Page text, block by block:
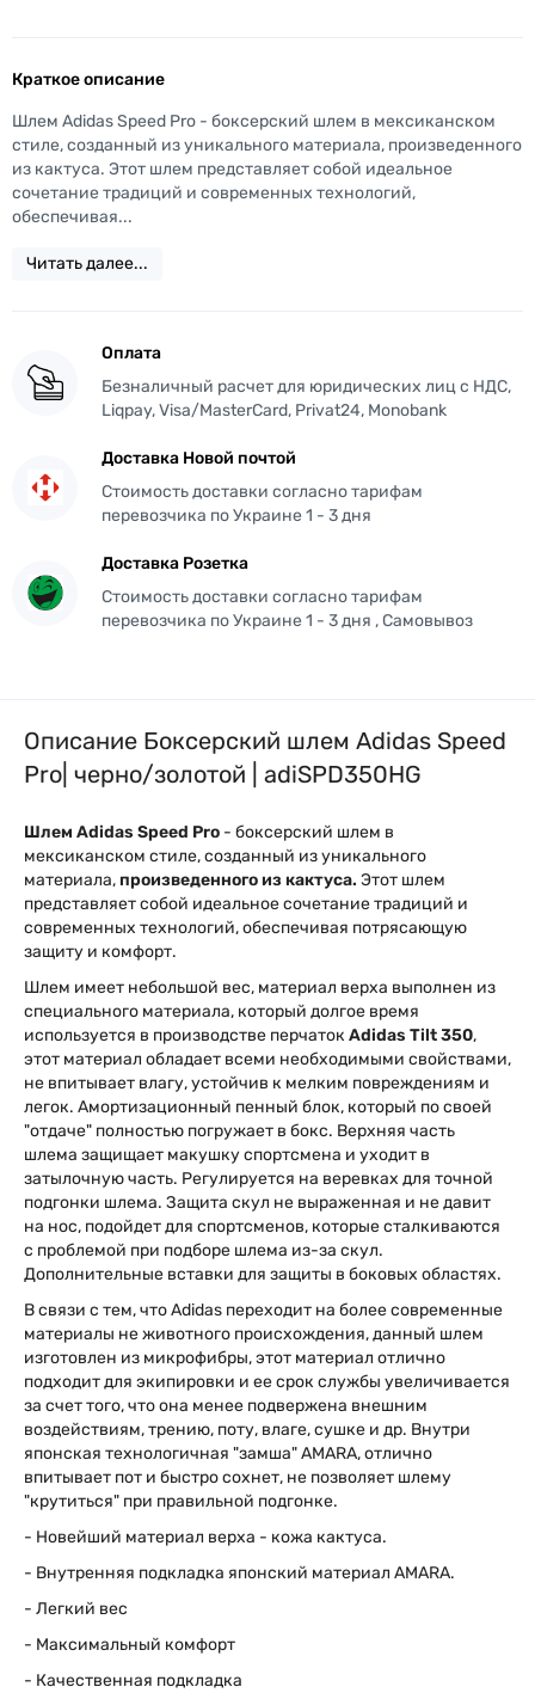
Краткое описание
Шлем Adidas Speed Pro - боксерский шлем в мексиканском
стиле, созданный из уникального материала, произведенного
из кактуса. Этот шлем представляет собой идеальное
сочетание традиций и современных технологий,
обеспечивая...
Читать далее...
Оплата
Безналичный расчет для юридических лиц с НДС,
Liqpay, Visa/MasterCard, Privat24, Monobank
Доставка Новой почтой
Стоимость доставки согласно тарифам
перевозчика по Украине 1 - 3 дня
Доставка Розетка
Стоимость доставки согласно тарифам
перевозчика по Украине 1 - 3 дня , Самовывоз
Описание Боксерский шлем Adidas Speed
Pro| черно/золотой | adiSPD350HG
Шлем Adidas Speed Pro - боксерский шлем в
мексиканском стиле, созданный из уникального
материала,произведенного из кактуса. Этот шлем
представляет собой идеальное сочетание традиций и
современных технологий, обеспечивая потрясающую
защиту и комфорт.
Шлем имеет небольшой вес, материал верха выполнен из
специального материала, который долгое время
используется в производстве перчаток Adidas Tilt 350,
этот материал обладает всеми необходимыми свойствами,
не впитывает влагу, устойчив к мелким повреждениям и
легок. Амортизационный пенный блок, который по своей
"отдаче" полностью погружает в бокс. Верхняя часть
шлема защищает макушку спортсмена и уходит в
затылочную часть. Регулируется на веревках для точной
подгонки шлема. Защита скул не выраженная и не давит
на нос, подойдет для спортсменов, которые сталкиваются
с проблемой при подборе шлема из-за скул.
Дополнительные вставки для защиты в боковых областях.
В связи с тем, что Adidas переходит на более современные
материалы не животного происхождения, данный шлем
изготовлен из микрофибры, этот материал отлично
подходит для экипировки и ее срок службы увеличивается
за счет того, что она менее подвержена внешним
воздействиям, трению, поту, влаге, сушке и др. Внутри
японская технологичная "замша" AMARA, отлично
впитывает пот и быстро сохнет, не позволяет шлему
"крутиться" при правильной подгонке.
- Новейший материал верха - кожа кактуса.
- Внутренняя подкладка японский материал AMARA.
- Легкий вес
- Максимальный комфорт
- Качественная подкладка